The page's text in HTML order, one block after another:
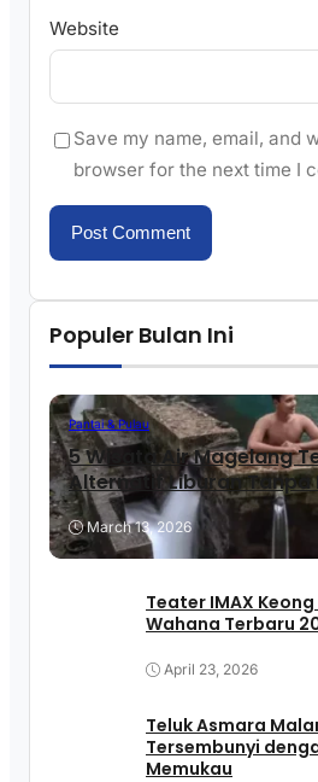
Website
Save my name, email, and
browser for the next time I
Populer Bulan Ini
Pantai & Pulau
5 Wisata Air Magelang
Alternatif Liburan Tanpa
March 13, 2026
Teater IMAX
Wahana Terbaru
April 23, 2026
Teluk Asmara
Tersembunyi
Memukau